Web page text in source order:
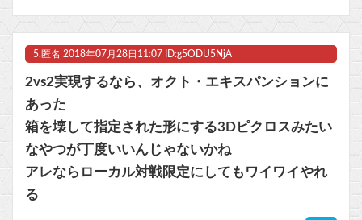
5. 匿名 2018年07月28日11:07 ID:g5ODU5NjA
2vs2実現するなら、オクト・エキスパンションに
あった
箱を壊して指定された形にする3Dピクロスみたい
なやつが丁度いいんじゃないかね
アレならローカル対戦限定にしてもワイワイやれ
る